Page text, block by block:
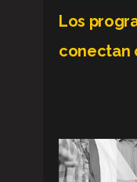
Los
conectan